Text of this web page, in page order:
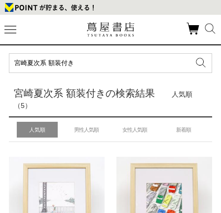
宮崎夏次系 額装付きの検索結果
人気順
（5）
人気順 男性人気順 女性人気順 新着順